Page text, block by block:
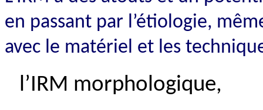
en passant par l’étiologie,
avec le matériel et les
l’IRM morphologique,